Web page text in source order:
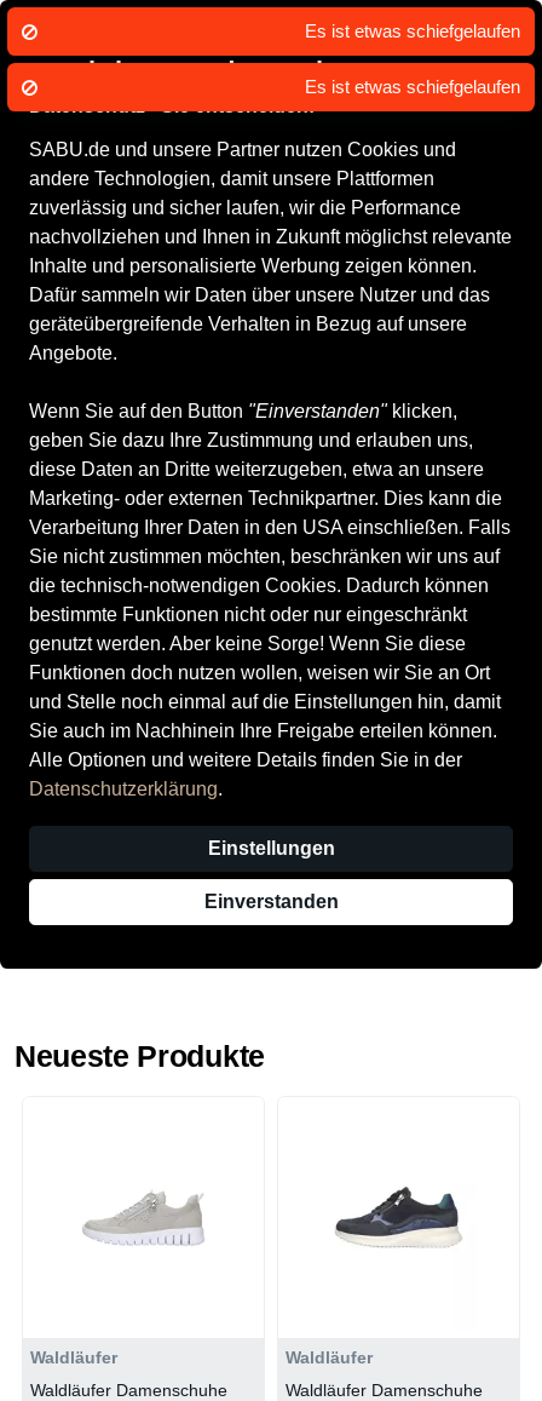
Wir nutzen Cookies um unsere Dienste
zu erbringen und zu verbessern.
SABU.de und unsere Partner nutzen Cookies und
andere Technologien, damit unsere Plattformen
zuverlässig und sicher laufen, wir die Performance
nachvollziehen und Ihnen in Zukunft möglichst relevante
Inhalte und personalisierte Werbung zeigen können.
Dafür sammeln wir Daten über unsere Nutzer und das
geräteübergreifende Verhalten in Bezug auf unsere
Angebote.
Wenn Sie auf den Button "Einverstanden"klicken,
geben Sie dazu Ihre Zustimmung und erlauben uns,
diese Daten an Dritte weiterzugeben, etwa an unsere
Marketing- oder externen Technikpartner. Dies kann die
Verarbeitung Ihrer Daten in den USA einschließen. Falls
Sie nicht zustimmen möchten, beschränken wir uns auf
die technisch-notwendigen Cookies. Dadurch können
bestimmte Funktionen nicht oder nur eingeschränkt
genutzt werden. Aber keine Sorge! Wenn Sie diese
Funktionen doch nutzen wollen, weisen wir Sie an Ort
und Stelle noch einmal auf die Einstellungen hin, damit
Sie auch im Nachhinein Ihre Freigabe erteilen können.
Alle Optionen und weitere Details finden Sie in der
Datenschutzerklärung.
Einstellungen
Einverstanden
Top Kategorien
Damenschuhe
Alle ansehen
Herrenschuhe
Alle ansehen
Alle ansehen
Neueste Produkte
Waldläufer
Waldläufer Damenschuhe
Waldläufer
Waldläufer Damenschuhe
Es ist etwas schiefgelaufen